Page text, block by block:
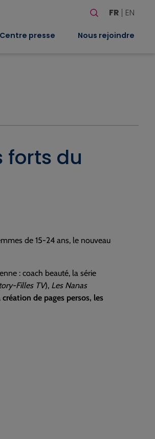
Rechercher
FR EN
Centre presse Nous rejoindre
forts du
de 15-24 ans, le nouveau
: coach beauté, la série
Filles TV), Les Nanas
de pages persos, les